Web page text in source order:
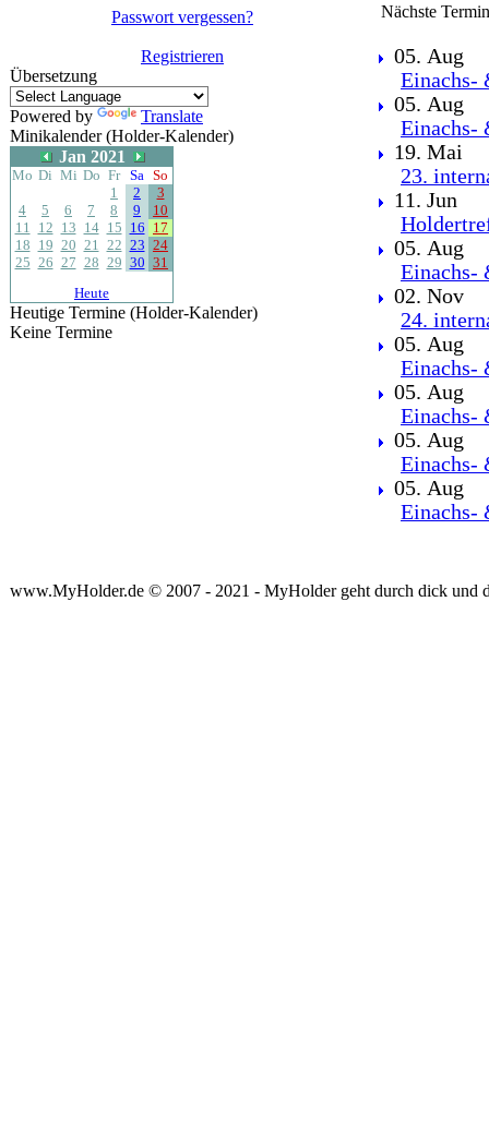
Passwort vergessen?
Registrieren
Übersetzung
Powered by
Translate
Minikalender (Holder-Kalender)
Jan 2021
Mo Di Mi Do Fr Sa So
1
2
3
4
5 6 7 8 9
10
11 12 13 14 15 16 17
18 19 20 21 22 23 24
25 26 27 28 29 30 31
Heute
Heutige Termine (Holder-Kalender)
Keine Termine
Nächste
05. Aug
Einachs-
05. Aug
Einachs-
19. Mai
23.
11. Jun
05. Aug
Einachs-
02. Nov
24.
05. Aug
Einachs-
05. Aug
Einachs-
05. Aug
Einachs-
05. Aug
Einachs-
www.MyHolder.de © 2007 - 2021 - MyHolder geht durch dick und